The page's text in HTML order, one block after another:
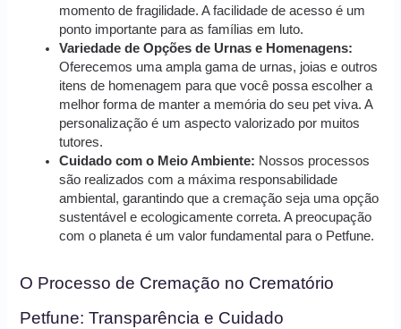
momento de fragilidade. A facilidade de acesso é um
ponto importante para as famílias em luto.
Variedade de Opções de Urnas e Homenagens:
Oferecemos uma ampla gama de urnas, joias e outros
itens de homenagem para que você possa escolher a
melhor forma de manter a memória do seu pet viva. A
personalização é um aspecto valorizado por muitos
tutores.
Cuidado com o Meio Ambiente: Nossos processos
são realizados com a máxima responsabilidade
ambiental, garantindo que a cremação seja uma opção
sustentável e ecologicamente correta. A preocupação
com o planeta é um valor fundamental para o Petfune.
O Processo de Cremação no Crematório
Petfune: Transparência e Cuidado